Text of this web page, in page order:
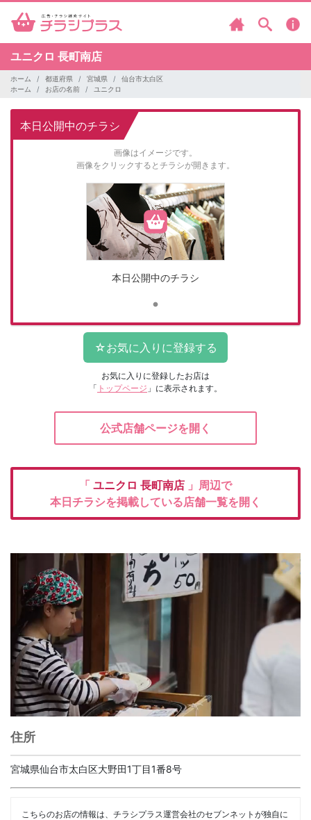
ユニクロ 長町南店
ホーム 都道府県 宮城県
仙台市太白区
ホーム
お店の名前 ユニクロ
本日公開中のチラシ
画像はイメージです。
画像をクリックするとチラシが開きます。
本日公開中のチラシ
お気に入りに登録したお店は
「 トップページ 」に表示されます。
公式店舗ページを開く
「 ユニクロ 長町南店 」周辺で
本日チラシを掲載している店舗一覧を開く
住所
宮城県仙台市太白区大野田1丁目1番8号
こちらのお店の情報は、チラシプラス運営会社のセブンネットが独自に